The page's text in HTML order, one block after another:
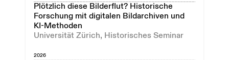
Plötzlich diese Bilderflut? Historische
Forschung mit digitalen Bildarchiven und
KI-Methoden
Universität Zürich, Historisches Seminar
2026